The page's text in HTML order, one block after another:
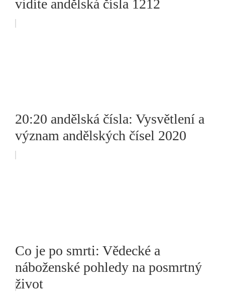
vidíte andělská čísla 1212
20:20 andělská čísla: Vysvětlení a
význam andělských čísel 2020
Co je po smrti: Vědecké a
náboženské pohledy na posmrtný
život